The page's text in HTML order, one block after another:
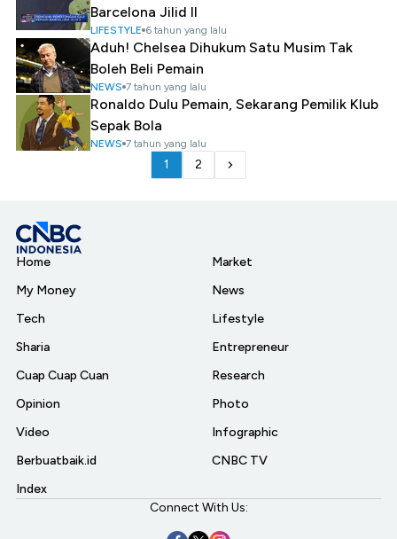
Barcelona Jilid II
LIFESTYLE 6 tahun yang lalu
Aduh! Chelsea Dihukum Satu Musim Tak
Boleh Beli Pemain
NEWS 7 tahun yang lalu
Ronaldo Dulu Pemain, Sekarang Pemilik Klub
Sepak Bola
NEWS 7 tahun yang lalu
1 2
Home
My Money
Tech
Sharia
Cuap Cuap Cuan
Opinion
Video
Berbuatbaik.id
Index
Market
News
Lifestyle
Entrepreneur
Research
Photo
Infographic
CNBC TV
Connect With Us: